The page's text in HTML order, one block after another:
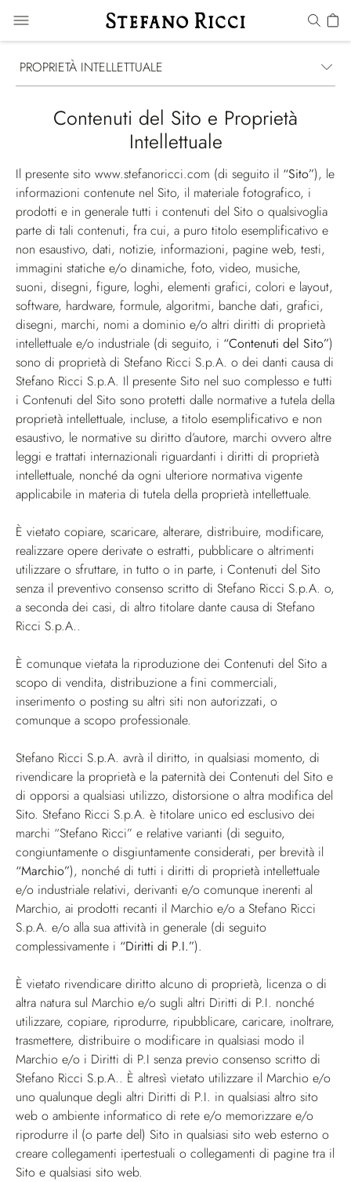
PROPRIETÀ INTELLETTUALE
Contenuti del Sito e Proprietà
Intellettuale
Il presente sito www.stefanoricci.com (di seguito il “Sito”), le
informazioni contenute nel Sito, il materiale fotografico, i
prodotti e in generale tutti i contenuti del Sito o qualsivoglia
parte di tali contenuti, fra cui, a puro titolo esemplificativo e
non esaustivo, dati, notizie, informazioni, pagine web, testi,
immagini statiche e/o dinamiche, foto, video, musiche,
suoni, disegni, figure, loghi, elementi grafici, colori e layout,
software, hardware, formule, algoritmi, banche dati, grafici,
disegni, marchi, nomi a dominio e/o altri diritti di proprietà
intellettuale e/o industriale (di seguito, i “Contenuti del Sito”)
sono di proprietà di Stefano Ricci S.p.A. o dei danti causa di
Stefano Ricci S.p.A. Il presente Sito nel suo complesso e tutti
i Contenuti del Sito sono protetti dalle normative a tutela della
proprietà intellettuale, incluse, a titolo esemplificativo e non
esaustivo, le normative su diritto d’autore, marchi ovvero altre
leggi e trattati internazionali riguardanti i diritti di proprietà
intellettuale, nonché da ogni ulteriore normativa vigente
applicabile in materia di tutela della proprietà intellettuale.
È vietato copiare, scaricare, alterare, distribuire, modificare,
realizzare opere derivate o estratti, pubblicare o altrimenti
utilizzare o sfruttare, in tutto o in parte, i Contenuti del Sito
senza il preventivo consenso scritto di Stefano Ricci S.p.A. o,
a seconda dei casi, di altro titolare dante causa di Stefano
Ricci S.p.A..
È comunque vietata la riproduzione dei Contenuti del Sito a
scopo di vendita, distribuzione a fini commerciali,
inserimento o posting su altri siti non autorizzati, o
comunque a scopo professionale.
Stefano Ricci S.p.A. avrà il diritto, in qualsiasi momento, di
rivendicare la proprietà e la paternità dei Contenuti del Sito e
di opporsi a qualsiasi utilizzo, distorsione o altra modifica del
Sito. Stefano Ricci S.p.A. è titolare unico ed esclusivo dei
marchi “Stefano Ricci” e relative varianti (di seguito,
congiuntamente o disgiuntamente considerati, per brevità il
“Marchio”), nonché di tutti i diritti di proprietà intellettuale
e/o industriale relativi, derivanti e/o comunque inerenti al
Marchio, ai prodotti recanti il Marchio e/o a Stefano Ricci
S.p.A. e/o alla sua attività in generale (di seguito
complessivamente i “Diritti di P.I.”).
È vietato rivendicare diritto alcuno di proprietà, licenza o di
altra natura sul Marchio e/o sugli altri Diritti di P.I. nonché
utilizzare, copiare, riprodurre, ripubblicare, caricare, inoltrare,
trasmettere, distribuire o modificare in qualsiasi modo il
Marchio e/o i Diritti di P.I senza previo consenso scritto di
Stefano Ricci S.p.A.. È altresì vietato utilizzare il Marchio e/o
uno qualunque degli altri Diritti di P.I. in qualsiasi altro sito
web o ambiente informatico di rete e/o memorizzare e/o
riprodurre il (o parte del) Sito in qualsiasi sito web esterno o
creare collegamenti ipertestuali o collegamenti di pagine tra il
Sito e qualsiasi sito web.